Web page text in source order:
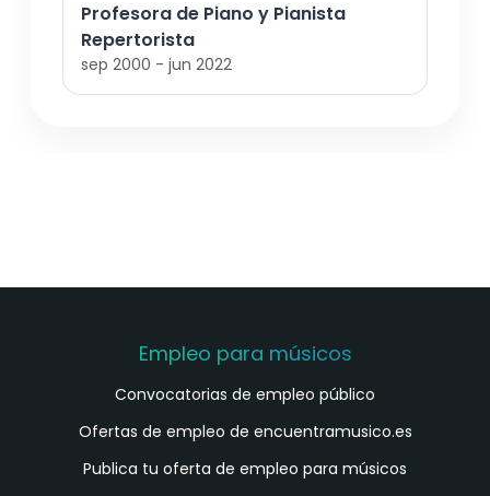
Profesora de Piano y Pianista
Repertorista
sep 2000 - jun 2022
Empleo para músicos
Convocatorias de empleo público
Ofertas de empleo de encuentramusico.es
Publica tu oferta de empleo para músicos